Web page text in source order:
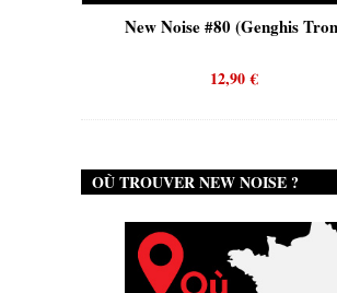
New Noise #80 (Genghis
12,90€
OÙ TROUVER NEW NOISE ?